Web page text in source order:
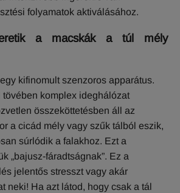
folyamatok aktiválásához.
a macskák a túl mély
kifinomult szenzoros apparátus.
tövében komplex ideghálózat
összeköttetésben áll az
a cicád mély vagy szűk tálból eszik,
súrlódik a falakhoz. Ezt a
„bajusz-fáradtságnak”. Ez a
jelentős stresszt vagy akár
neki! Ha azt látod, hogy csak a tál